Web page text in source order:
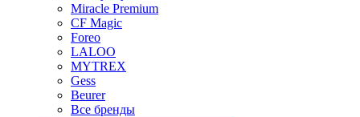
Miracle Premium
CF Magic
Foreo
LALOO
MYTREX
Gess
Beurer
Все бренды